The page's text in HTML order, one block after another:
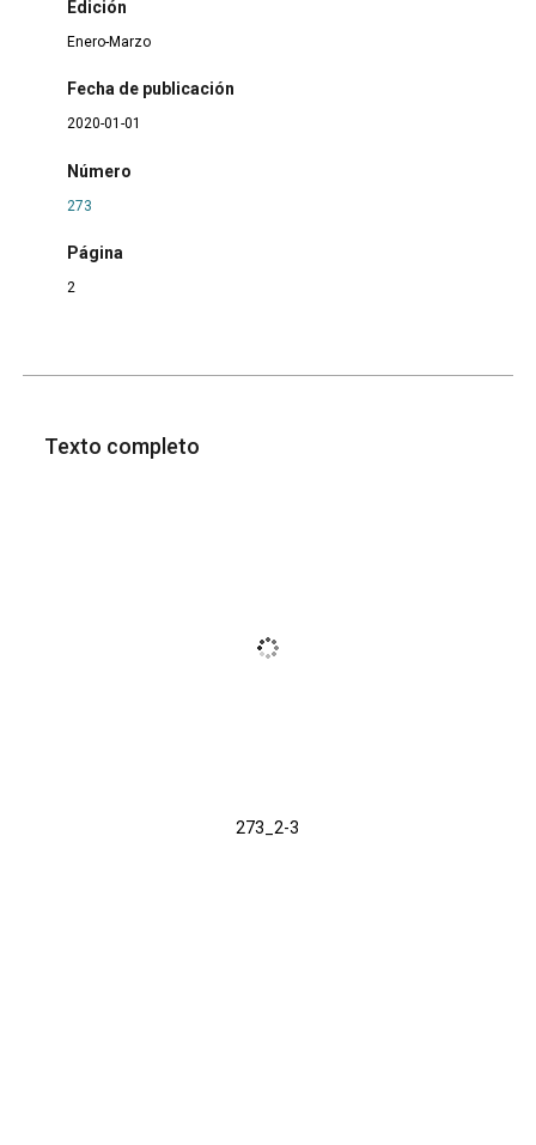
Edición
Enero-Marzo
Fecha de publicación
2020-01-01
Número
273
Página
2
Texto completo
273_2-3